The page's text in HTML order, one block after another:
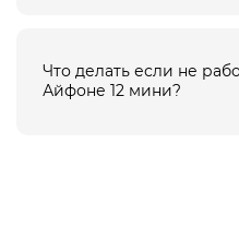
Что делать если не
Айфоне 12 мини?